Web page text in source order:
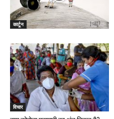
कार्टून
विचार